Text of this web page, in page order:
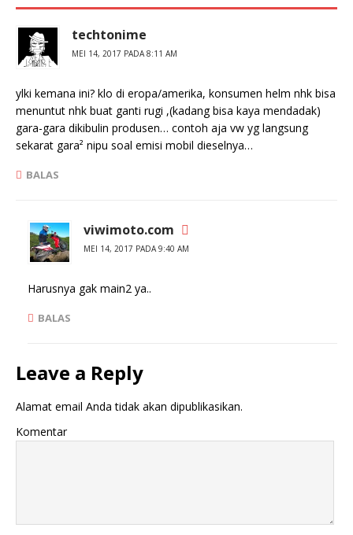
j
n
d
e
l
a
g
b
a
r
u
d
n
a
a
n
g
b
a
techtonime
MEI 14, 2017 PADA 8:11 AM
ylki kemana ini? klo di eropa/amerika, konsumen helm nhk bisa
menuntut nhk buat ganti rugi ,(kadang bisa kaya mendadak)
gara-gara dikibulin produsen… contoh aja vw yg langsung
sekarat gara² nipu soal emisi mobil dieselnya…
BALAS
viwimoto.com
MEI 14, 2017 PADA 9:40 AM
Harusnya gak main2 ya..
BALAS
Leave a Reply
Alamat email Anda tidak akan dipublikasikan.
Komentar